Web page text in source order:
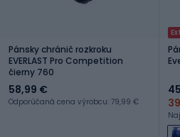
Pánsky chránič rozkroku
EVERLAST Pro Competition
čierny 760
58,99 €
Odporúčaná cena výrobcu: 79,99 €